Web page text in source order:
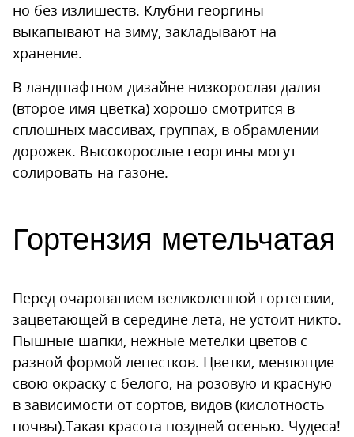
но без излишеств. Клубни георгины
выкапывают на зиму, закладывают на
хранение.
В ландшафтном дизайне низкорослая далия
(второе имя цветка) хорошо смотрится в
сплошных массивах, группах, в обрамлении
дорожек. Высокорослые георгины могут
солировать на газоне.
Гортензия метельчатая
Перед очарованием великолепной гортензии,
зацветающей в середине лета, не устоит никто.
Пышные шапки, нежные метелки цветов с
разной формой лепестков. Цветки, меняющие
свою окраску с белого, на розовую и красную
в зависимости от сортов, видов (кислотность
почвы).Такая красота поздней осенью. Чудеса!